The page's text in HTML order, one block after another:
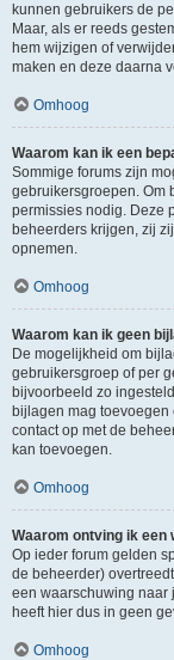
kunnen gebruikers de
Maar, als er reeds
hem wijzigen of
maken en deze daarna
Omhoog
Waarom kan ik een
Sommige forums zijn
gebruikersgroepen. Om
permissies nodig. Deze
beheerders krijgen, zij
opnemen.
Omhoog
Waarom kan ik geen
De mogelijkheid om
gebruikersgroep of per
bijvoorbeeld zo
bijlagen mag
contact op met de
kan toevoegen.
Omhoog
Waarom ontving ik een
Op ieder forum gelden
de beheerder)
een waarschuwing naar
heeft hier dus in geen
Omhoog